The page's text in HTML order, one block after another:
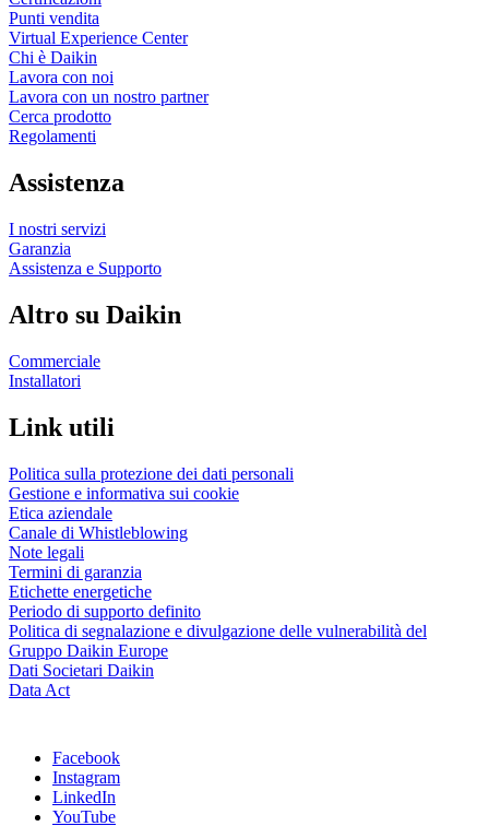
Punti vendita
Virtual Experience Center
Chi è Daikin
Lavora con noi
Lavora con un nostro partner
Cerca prodotto
Regolamenti
Assistenza
I nostri servizi
Garanzia
Assistenza e Supporto
Altro su Daikin
Commerciale
Installatori
Link utili
Politica sulla protezione dei dati personali
Gestione e informativa sui cookie
Etica aziendale
Canale di Whistleblowing
Note legali
Termini di garanzia
Etichette energetiche
Periodo di supporto definito
Politica di segnalazione e divulgazione delle vulnerabilità del
Gruppo Daikin Europe
Dati Societari Daikin
Data Act
Facebook
Instagram
LinkedIn
YouTube